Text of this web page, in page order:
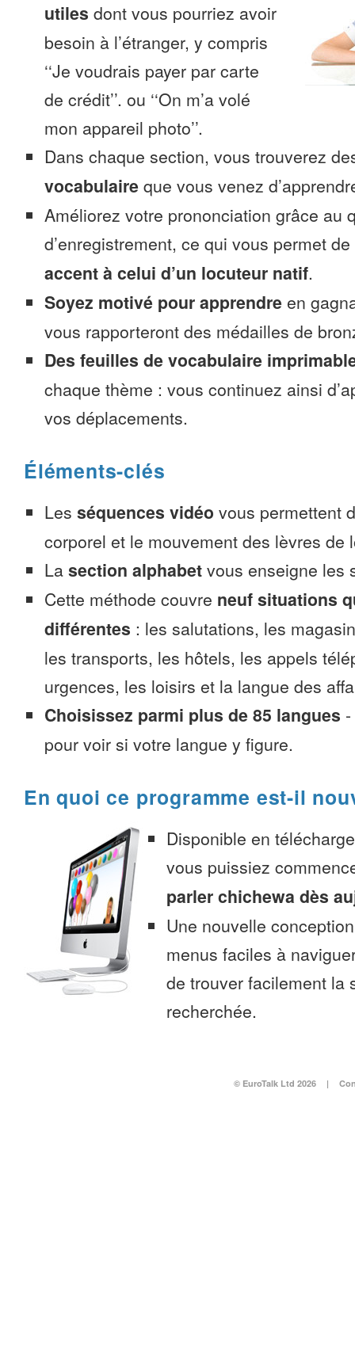
utiles dont vous pourriez avoir
besoin à l’étranger, y compris
‘‘Je voudrais payer par carte
de crédit’’. ou ‘‘On m’a volé
mon appareil photo’’.
Dans chaque section, vous trouverez
vocabulaire que vous venez
Améliorez votre prononciation grâce au
d’enregistrement, ce qui vous permet de
accent à celui d’un locuteur natif.
Soyez motivé pour apprendre en
vous rapporteront des médailles de
Des feuilles de vocabulaire
chaque thème : vous continuez ainsi
vos déplacements.
Éléments-clés
Les séquences vidéo vous permettent
corporel et le mouvement des lèvres de
La section alphabet vous enseigne les
Cette méthode couvre neuf situations
différentes : les salutations, les
les transports, les hôtels, les appels
urgences, les loisirs et la langue des
Choisissez parmi plus de 85 langues -
pour voir si votre langue y figure.
En quoi ce programme est-il
Disponible en
vous puissiez
parler chichewa dès
Une nouvelle
menus faciles à
de trouver facilement la
recherchée.
© EuroTalk Ltd 2026 |